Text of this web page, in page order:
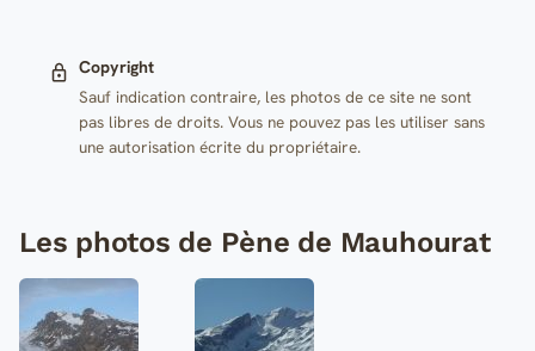
Copyright
Sauf indication contraire, les photos de ce site ne sont
pas libres de droits. Vous ne pouvez pas les utiliser sans
une autorisation écrite du propriétaire.
Les photos de Pène de Mauhourat